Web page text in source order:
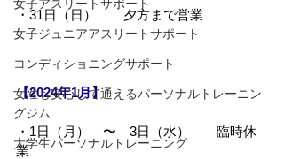
女子アスリートサポート
女子ジュニアアスリートサポート
コンディショニングサポート
女性も安心して通えるパーソナルトレーニン
グジム
大学生パーソナルトレーニング
・31日（日）　　夕方まで営業
【2024年1月】
・1日（月）　〜　3日（水）　　臨時休
業